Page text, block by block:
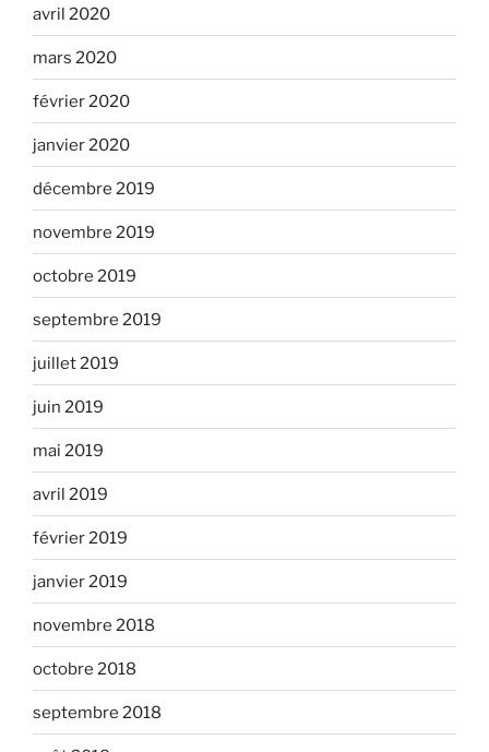
avril 2020
mars 2020
février 2020
janvier 2020
décembre 2019
novembre 2019
octobre 2019
septembre 2019
juillet 2019
juin 2019
mai 2019
avril 2019
février 2019
janvier 2019
novembre 2018
octobre 2018
septembre 2018